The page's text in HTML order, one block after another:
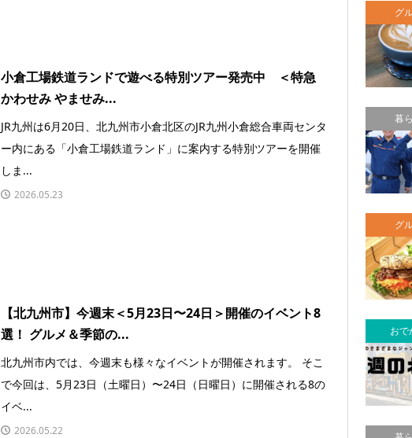
小倉工場鉄道ランドで遊べる特別ツアー発売中 ＜特急
かわせみ やませみ...
JR九州は6月20日、北九州市小倉北区のJR九州小倉総合車両センタ
ー内にある「小倉工場鉄道ランド」に案内する特別ツアーを開催
しま...
2026.05.23
【北九州市】今週末＜5月23日〜24日＞開催のイベント8
選！ グルメ＆季節の...
北九州市内では、今週末も様々なイベントが開催されます。 そこ
で今回は、5月23日（土曜日）〜24日（日曜日）に開催される8の
イベ...
2026.05.22
グ
暮
グ
おで